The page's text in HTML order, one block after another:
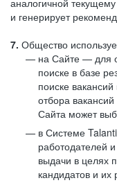
аналогичной
и генерирует
7. Общество
на Сайте — для
поиске в базе
поиске
отбора
Сайта может
в Системе
работодателей
выдачи в целях
кандидатов и